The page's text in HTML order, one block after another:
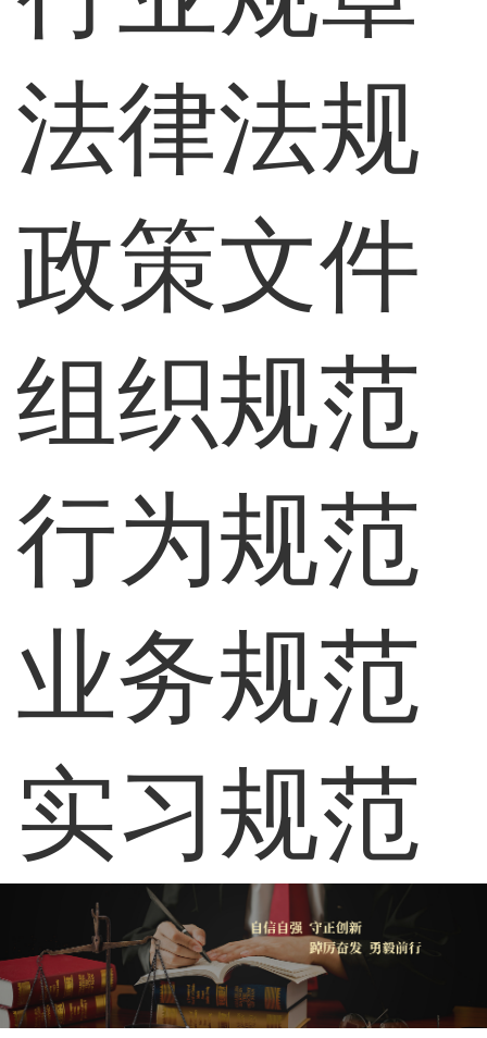
法律法规
政策文件
组织规范
行为规范
业务规范
实习规范